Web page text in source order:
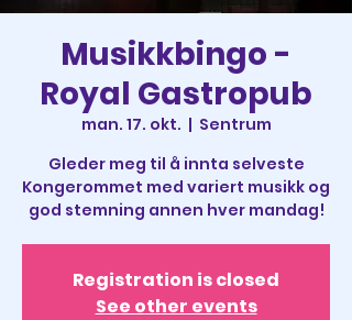
Musikkbingo -
Royal Gastropub
man. 17. okt.
  |
Sentrum
Gleder meg til å innta selveste
Kongerommet med variert musikk og
god stemning annen hver mandag!
Registration is closed
See other events